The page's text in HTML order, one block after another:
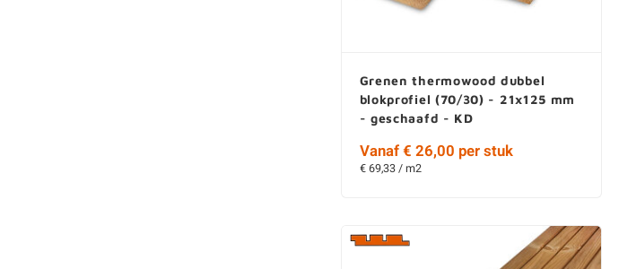
Grenen thermowood dubbel
blokprofiel (70/30) - 21x125 mm
- geschaafd - KD
Vanaf € 26,00 per stuk
€ 69,33 / m2